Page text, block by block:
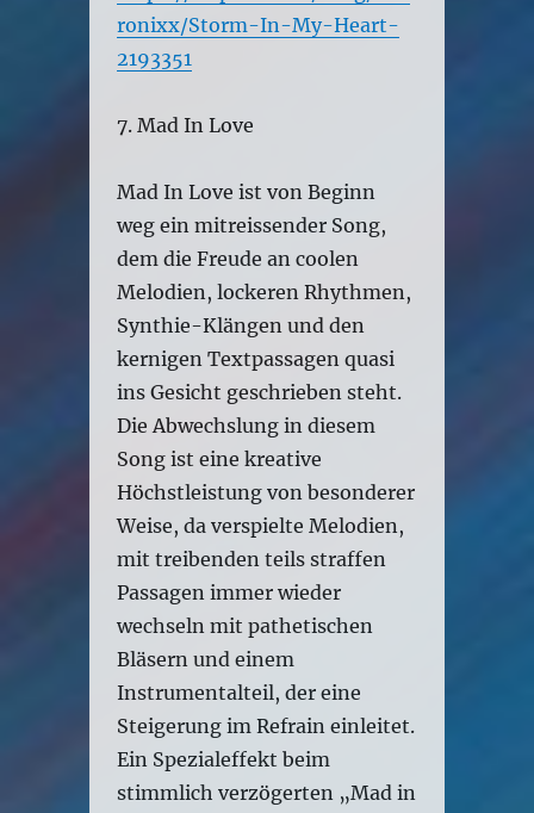
ronixx/Storm-In-My-Heart-
2193351
7. Mad In Love
Mad In Love ist von Beginn
weg ein mitreissender Song,
dem die Freude an coolen
Melodien, lockeren Rhythmen,
Synthie-Klängen und den
kernigen Textpassagen quasi
ins Gesicht geschrieben steht.
Die Abwechslung in diesem
Song ist eine kreative
Höchstleistung von besonderer
Weise, da verspielte Melodien,
mit treibenden teils straffen
Passagen immer wieder
wechseln mit pathetischen
Bläsern und einem
Instrumentalteil, der eine
Steigerung im Refrain einleitet.
Ein Spezialeffekt beim
stimmlich verzögerten „Mad in